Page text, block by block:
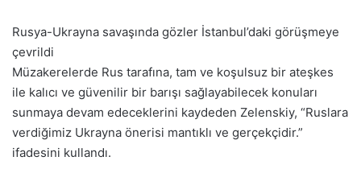
Rusya-Ukrayna savaşında gözler İstanbul’daki görüşmeye
çevrildi
Müzakerelerde Rus tarafına, tam ve koşulsuz bir ateşkes
ile kalıcı ve güvenilir bir barışı sağlayabilecek konuları
sunmaya devam edeceklerini kaydeden Zelenskiy, “Ruslara
verdiğimiz Ukrayna önerisi mantıklı ve gerçekçidir.”
ifadesini kullandı.